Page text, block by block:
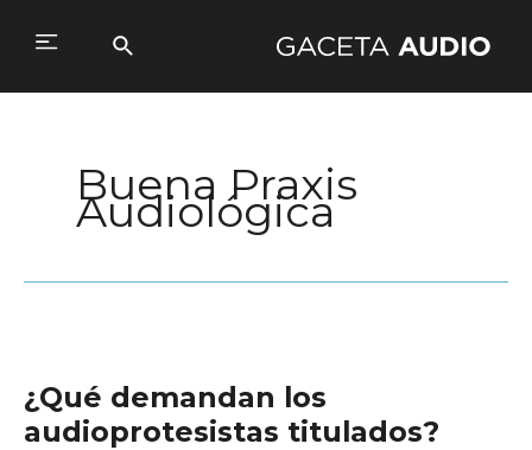
Buscar
Buena Praxis
Audiológica
¿Qué demandan los
audioprotesistas titulados?